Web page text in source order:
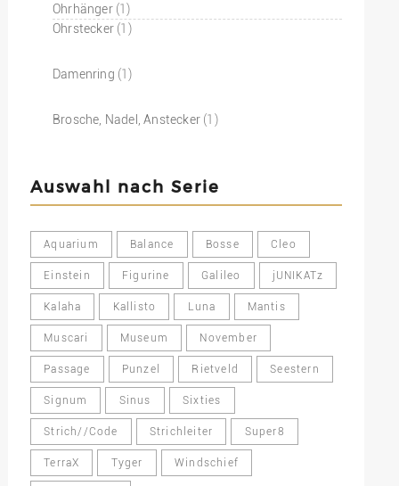
Ohrhänger (1)
Ohrstecker (1)
Damenring (1)
Brosche, Nadel, Anstecker (1)
Auswahl nach Serie
Aquarium Balance Bosse Cleo
Einstein Figurine Galileo jUNIKATz
Kalaha Kallisto Luna Mantis
Muscari Museum November
Passage Punzel Rietveld Seestern
Signum Sinus Sixties
Strich//Code Strichleiter Super8
TerraX Tyger Windschief